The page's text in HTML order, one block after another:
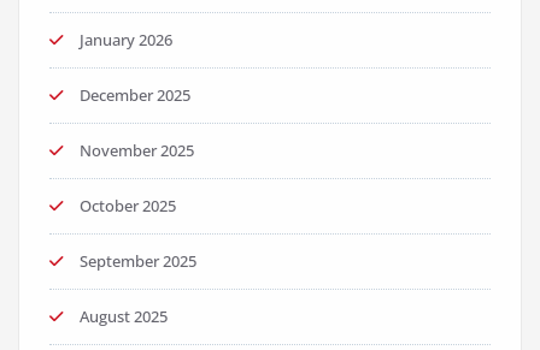
January 2026
December 2025
November 2025
October 2025
September 2025
August 2025